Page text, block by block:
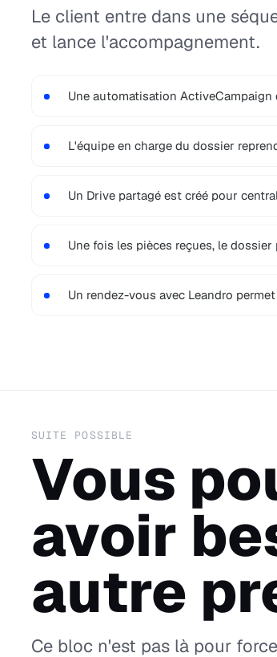
Le client entre dans une
et lance l'accompagnement.
Une automatisation ActiveCampaign
L'équipe en charge du dossier
Un Drive partagé est créé pour
Une fois les pièces reçues, le
Un rendez-vous avec Leandro
SUITE POSSIBLE
Vous
avoir
autre
Ce bloc n'est pas là pour